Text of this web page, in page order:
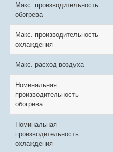
Макс. производительность
обогрева
Макс. производительность
охлаждения
Макс. расход воздуха
Номинальная
производительность
обогрева
Номинальная
производительность
охлаждения